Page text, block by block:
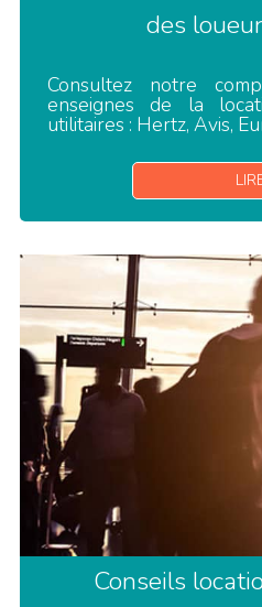
des
Consultez notre
enseignes de la
utilitaires : Hertz, Avis,
Conseils